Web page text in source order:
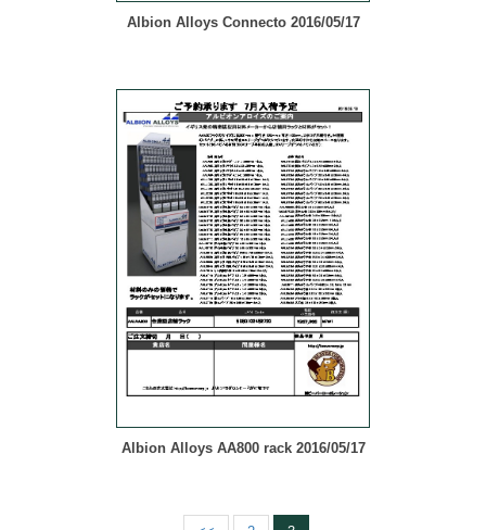
Albion Alloys Connecto 2016/05/17
Albion Alloys AA800 rack 2016/05/17